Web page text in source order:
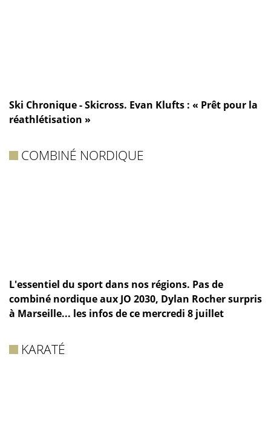
Ski Chronique - Skicross. Evan Klufts : « Prêt pour la
réathlétisation »
COMBINÉ NORDIQUE
L'essentiel du sport dans nos régions. Pas de
combiné nordique aux JO 2030, Dylan Rocher surpris
à Marseille... les infos de ce mercredi 8 juillet
KARATÉ